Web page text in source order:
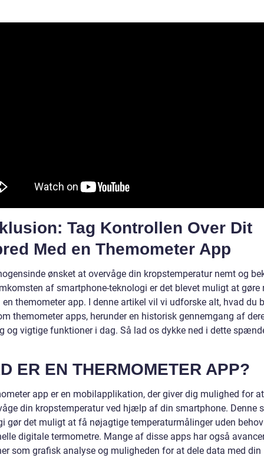
Tag Kontrollen Over Dit
Med en Themometer App
ønsket at overvåge din kropstemperatur nemt og
af smartphone-teknologi er det blevet muligt at gøre
en themometer app. I denne artikel vil vi udforske alt, hvad du
themometer apps, herunder en historisk gennemgang af
og vigtige funktioner i dag. Så lad os dykke ned i dette
ER EN THERMOMETER APP?
app er en mobilapplikation, der giver dig mulighed for
din kropstemperatur ved hjælp af din smartphone. Denne
gør det muligt at få nøjagtige temperaturmålinger uden
digitale termometre. Mange af disse apps har også
som grafisk analyse og muligheden for at dele data med